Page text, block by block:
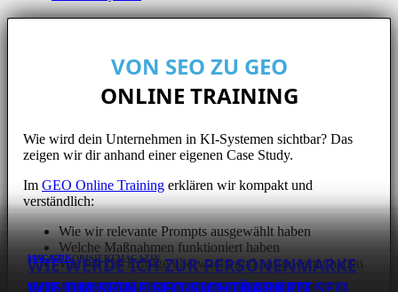
UNKATEGORISIERTMAGAZIN
WIE WERDE ICH ZUR PERSONENMARKE
MAGAZIN
VON SEO ZU GEO
ONLINE TRAINING
Wie wird dein Unternehmen in KI-Systemen sichtbar? Das
zeigen wir dir anhand einer eigenen Case Study.
Im GEO Online Training erklären wir kompakt und
verständlich:
Wie wir relevante Prompts ausgewählt haben
Welche Maßnahmen funktioniert haben
Wie wir die Erfolge überwacht und ausgewertet haben